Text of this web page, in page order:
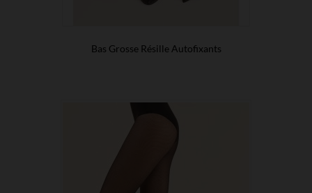
Bas Grosse Résille Autofixants